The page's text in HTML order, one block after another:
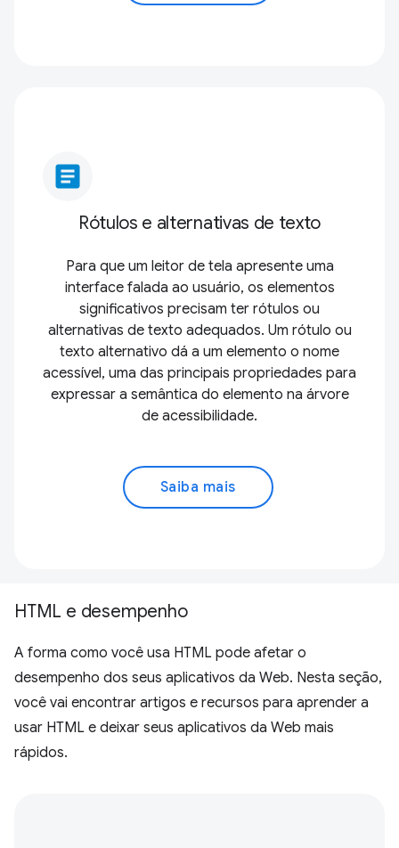
article
Rótulos e alternativas de texto
Para que um leitor de tela apresente uma
interface falada ao usuário, os elementos
significativos precisam ter rótulos ou
alternativas de texto adequados. Um rótulo ou
texto alternativo dá a um elemento o nome
acessível, uma das principais propriedades para
expressar a semântica do elemento na árvore
de acessibilidade.
Saiba mais
HTML e desempenho
A forma como você usa HTML pode afetar o
desempenho dos seus aplicativos da Web. Nesta seção,
você vai encontrar artigos e recursos para aprender a
usar HTML e deixar seus aplicativos da Web mais
rápidos.